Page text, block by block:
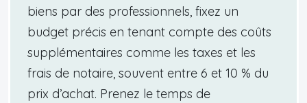
biens par des professionnels, fixez un
budget précis en tenant compte des coûts
supplémentaires comme les taxes et les
frais de notaire, souvent entre 6 et 10 % du
prix d’achat. Prenez le temps de